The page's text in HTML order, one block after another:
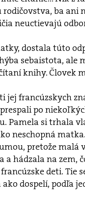
ba ani
neuctievajú
dostala túto
sebaistota, ale
knihy. Človek
jej francúzskych
po
Pamela si trhala
neschopná
pretože malá
hádzala na zem,
deti. Tie
dospelí, podľa